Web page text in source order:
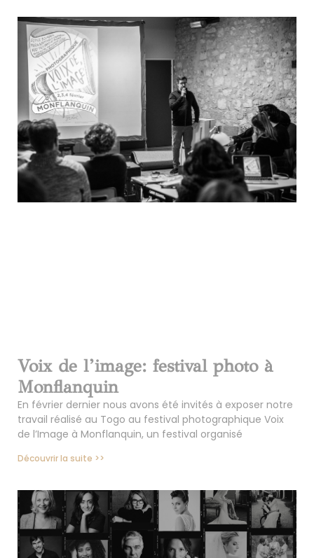
Voix de l’image: festival photo à
Monflanquin
En février dernier nous avons été invités à exposer notre
travail réalisé au Togo au festival photographique Voix
de l’Image à Monflanquin, un festival organisé
Découvrir la suite >>